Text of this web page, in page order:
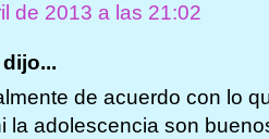
de 2013 a las 21:02
dijo...
de acuerdo con lo
la adolescencia son